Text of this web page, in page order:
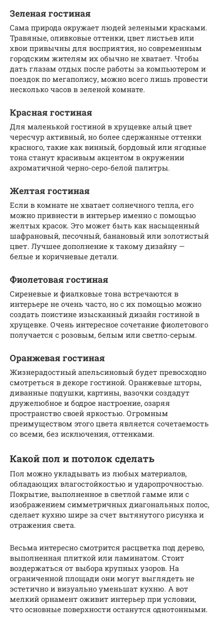
Зеленая гостиная
Сама природа окружает людей зелеными красками.
Травяные, оливковые оттенки, цвет листьев или
хвои привычны для восприятия, но современным
городским жителям их обычно не хватает. Чтобы
дать глазам отдых после работы за компьютером и
поездок по мегаполису, можно всего лишь провести
несколько часов в зеленой комнате.
Красная гостиная
Для маленькой гостиной в хрущевке алый цвет
чересчур активный, но более сдержанные оттенки
красного, такие как винный, бордовый или ягодные
тона станут красивым акцентом в окружении
ахроматичной черно-серо-белой палитры.
Желтая гостиная
Если в комнате не хватает солнечного тепла, его
можно привнести в интерьер именно с помощью
желтых красок. Это может быть как насыщенный
шафрановый, песочный, банановый или золотистый
цвет. Лучшее дополнение к такому дизайну —
белые и коричневые детали.
Фиолетовая гостиная
Сиреневые и фиалковые тона встречаются в
интерьере не очень часто, но с их помощью можно
создать поистине изысканный дизайн гостиной в
хрущевке. Очень интересное сочетание фиолетового
получается с розовым, белым или светло-серым.
Оранжевая гостиная
Жизнерадостный апельсиновый будет превосходно
смотреться в декоре гостиной. Оранжевые шторы,
диванные подушки, картины, вазочки создадут
дружелюбное и бодрое настроение, озаряя
пространство своей яркостью. Огромным
преимуществом этого цвета является сочетаемость
со всеми, без исключения, оттенками.
Какой пол и потолок сделать
Пол можно укладывать из любых материалов,
обладающих влагостойкостью и ударопрочностью.
Покрытие, выполненное в светлой гамме или с
изображением симметричных диагональных полос,
сделает кухню шире за счет вытянутого рисунка и
отражения света.
Весьма интересно смотрится расцветка под дерево,
выполненная плиткой или ламинатом. Стоит
воздержаться от выбора крупных узоров. На
ограниченной площади они могут выглядеть не
эстетично и визуально уменьшат кухню. А вот
мелкий орнамент оживит интерьер при условии,
что основные поверхности останутся однотонными.